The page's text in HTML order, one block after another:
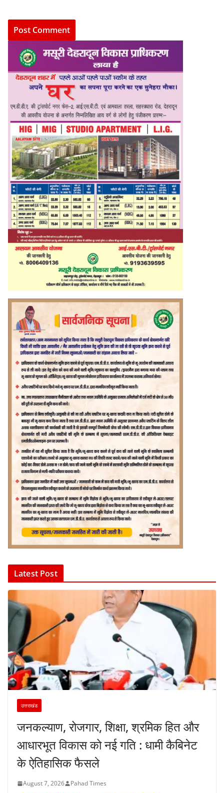
Latest Post
उत्तराखंड
जनकल्याण, रोजगार, शिक्षा, श्रमिक हित और
आधारभूत विकास को नई गति : धामी कैबिनेट
के ऐतिहासिक फैसले
August 7, 2026 Pahad Times